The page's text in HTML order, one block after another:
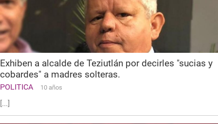
Exhiben a alcalde de Teziutlán por decirles "sucias y
cobardes" a madres solteras.
POLITICA 10 años
[...]